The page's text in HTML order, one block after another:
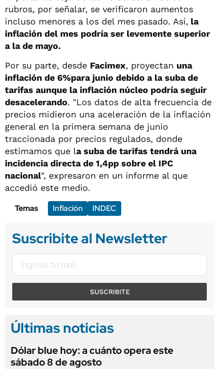
rubros, por señalar, se verificaron aumentos
incluso menores a los del mes pasado. Así, la
inflación del mes podría ser levemente superior
a la de mayo.
Por su parte, desde Facimex, proyectan una
inflación de 6%para junio debido a la suba de
tarifas aunque la inflación núcleo podría seguir
desacelerando. "Los datos de alta frecuencia de
precios midieron una aceleración de la inflación
general en la primera semana de junio
traccionada por precios regulados, donde
estimamos que la suba de tarifas tendrá una
incidencia directa de 1,4pp sobre el IPC
nacional", expresaron en un informe al que
accedió este medio.
Temas
Inflación INDEC
Suscribite al Newsletter
SUSCRIBITE
Últimas noticias
Dólar blue hoy: a cuánto opera este
sábado 8 de agosto